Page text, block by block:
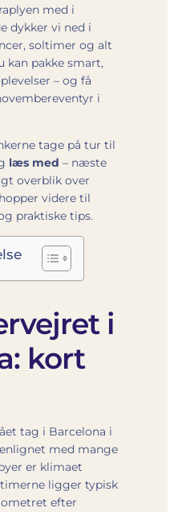
med i
dykker vi ned i
soltimer og alt
kan pakke smart,
– og få
i
tage på tur til
læs med – næste
overblik over
videre til
praktiske tips.
i
kort
tag i Barcelona i
med mange
er klimaet
ligger typisk
efter